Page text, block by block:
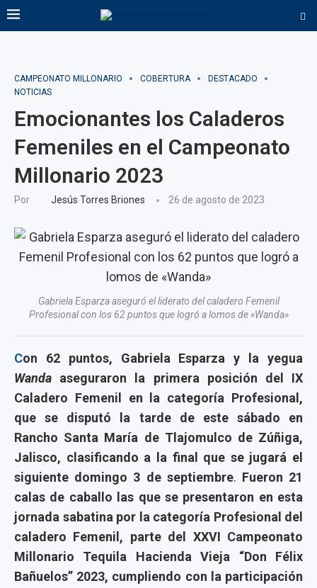
CAMPEONATO MILLONARIO COBERTURA
DESTACADO
NOTICIAS
Emocionantes los Caladeros
Femeniles en el Campeonato
Millonario 2023
Por Jesús Torres Briones 26 de agosto de 2023
Gabriela Esparza aseguró el liderato del caladero Femenil
Profesional con los 62 puntos que logró a lomos de «Wanda»
Con 62 puntos, Gabriela Esparza y la yegua
Wanda aseguraron la primera posición del IX
Caladero Femenil en la categoría Profesional,
que se disputó la tarde de este sábado en
Rancho Santa María de Tlajomulco de Zúñiga,
Jalisco, clasificando a la final que se jugará el
siguiente domingo 3 de septiembre. Fueron 21
calas de caballo las que se presentaron en esta
jornada sabatina por la categoría Profesional del
caladero Femenil, parte del XXVI Campeonato
Millonario Tequila Hacienda Vieja “Don Félix
Bañuelos” 2023, cumpliendo con la participación